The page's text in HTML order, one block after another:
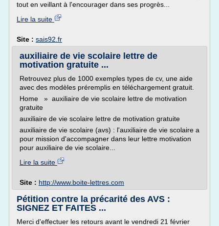
tout en veillant à l'encourager dans ses progrès...
Lire la suite
Site : sais92.fr
auxiliaire de vie scolaire lettre de
motivation gratuite ...
Retrouvez plus de 1000 exemples types de cv, une aide
avec des modèles préremplis en téléchargement gratuit.
Home » auxiliaire de vie scolaire lettre de motivation
gratuite
auxiliaire de vie scolaire lettre de motivation gratuite
auxiliaire de vie scolaire (avs) : l'auxiliaire de vie scolaire a
pour mission d'accompagner dans leur lettre motivation
pour auxiliaire de vie scolaire...
Lire la suite
Site : http://www.boite-lettres.com
Pétition contre la précarité des AVS :
SIGNEZ ET FAITES ...
Merci d'effectuer les retours avant le vendredi 21 février